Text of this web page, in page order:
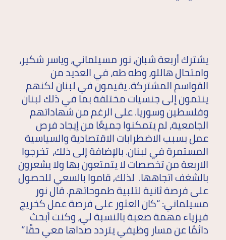
يشترك أربعة شبان، نور مسيلماني، وياسر شكير،
وامتحال هاللو، وطه طه، في العديد من
القواسم المشتركة. يقيمون في لبنان لكنهم
ينتمون إلى جنسيات مختلفة بما في ذلك لبنان
وفلسطين وسوريا. على الرغم من شهاداتهم
الجامعية، لم يتمكنوا جميعًا من إيجاد فرص
عمل بسبب الاضطرابات الاقتصادية والسياسية
المستمرة في لبنان. بالإضافة إلى ذلك، تخرجوا
الاربعة من تخصصات لا يتمتعون بها ولا يشعرون
بالشغف اتجاهها. لذلك, قاموا بالسعي للحصول
على فرصة ثانية لتلبية طموحاتهم. قال نور
مسيلماني: “كان العثور على فرصة عمل كخريج
فيزياء مهمة صعبة بالنسبة لي، وكنت أبحث
دائمًا عن مسار وظيفي يتردد صداها معي حقًا.”